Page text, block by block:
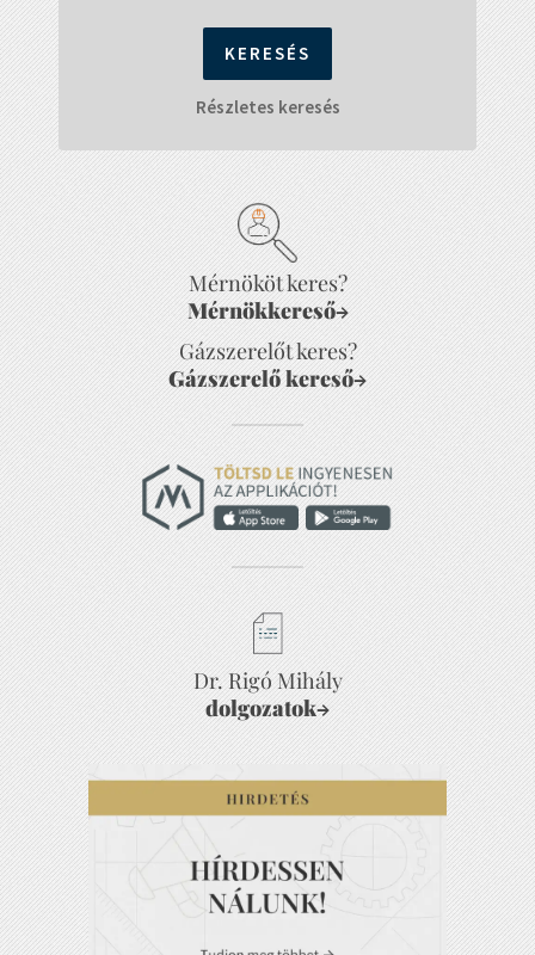
Részletes keresés
Mérnököt keres?
Mérnökkereső→
Gázszerelőt keres?
Gázszerelő kereső→
Dr. Rigó Mihály
dolgozatok→